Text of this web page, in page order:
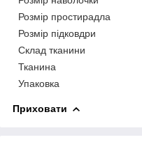
Розмір простирадла
Розмір підковдри
Склад тканини
Тканина
Упаковка
Приховати